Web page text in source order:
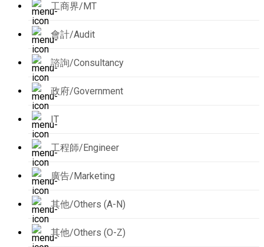
工商界/MT
會計/Audit
諮詢/Consultancy
政府/Government
IT
工程師/Engineer
廣告/Marketing
其他/Others (A-N)
其他/Others (O-Z)